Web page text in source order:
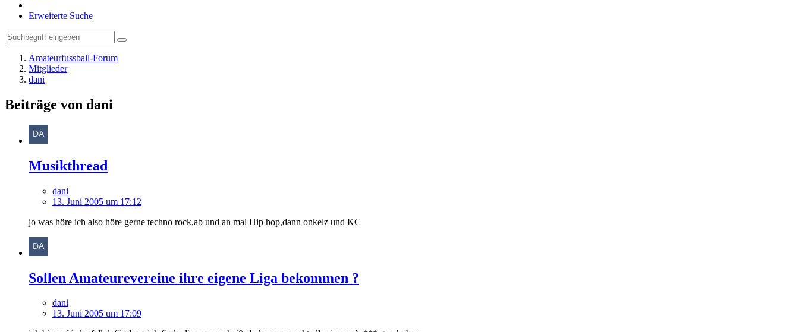
Erweiterte Suche
Amateurfussball-Forum
Mitglieder
dani
Beiträge von dani
Musikthread
dani
13. Juni 2005 um 17:12
jo was höre ich also höre gerne techno rock,ab und an mal Hip hop,dann onkelz und KC
Sollen Amateurevereine ihre eigene Liga bekommen ?
dani
13. Juni 2005 um 17:09